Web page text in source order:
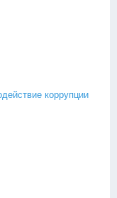
коррупции